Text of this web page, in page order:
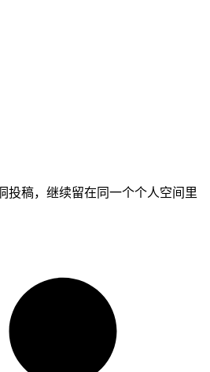
投稿，继续留在同一个个人空间里